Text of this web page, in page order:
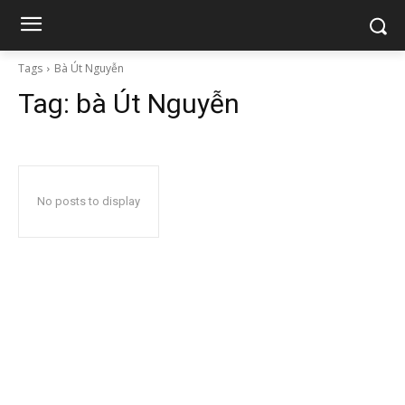
Tags Bà Út Nguyễn
Tag: bà Út Nguyễn
No posts to display